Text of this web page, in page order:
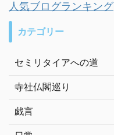
人気ブログランキング
カテゴリー
セミリタイアへの道
寺社仏閣巡り
戯言